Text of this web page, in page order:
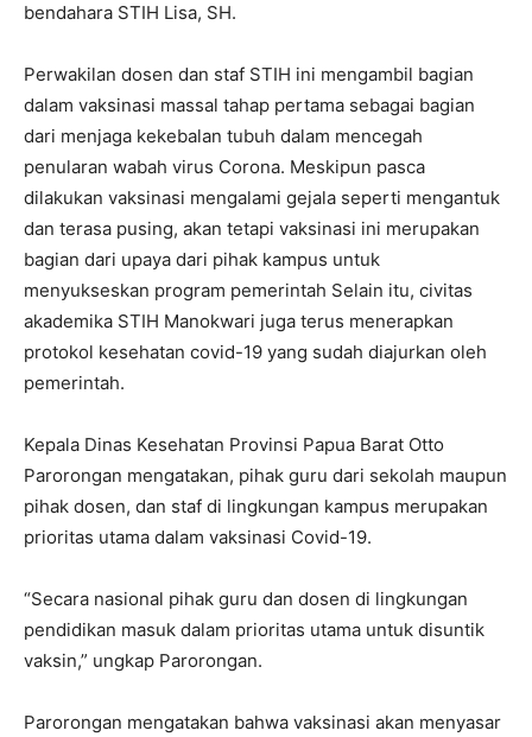
bendahara STIH Lisa, SH.
Perwakilan dosen dan staf STIH ini mengambil bagian
dalam vaksinasi massal tahap pertama sebagai bagian
dari menjaga kekebalan tubuh dalam mencegah
penularan wabah virus Corona. Meskipun pasca
dilakukan vaksinasi mengalami gejala seperti mengantuk
dan terasa pusing, akan tetapi vaksinasi ini merupakan
bagian dari upaya dari pihak kampus untuk
menyukseskan program pemerintah Selain itu, civitas
akademika STIH Manokwari juga terus menerapkan
protokol kesehatan covid-19 yang sudah diajurkan oleh
pemerintah.
Kepala Dinas Kesehatan Provinsi Papua Barat Otto
Parorongan mengatakan, pihak guru dari sekolah maupun
pihak dosen, dan staf di lingkungan kampus merupakan
prioritas utama dalam vaksinasi Covid-19.
“Secara nasional pihak guru dan dosen di lingkungan
pendidikan masuk dalam prioritas utama untuk disuntik
vaksin,” ungkap Parorongan.
Parorongan mengatakan bahwa vaksinasi akan menyasar